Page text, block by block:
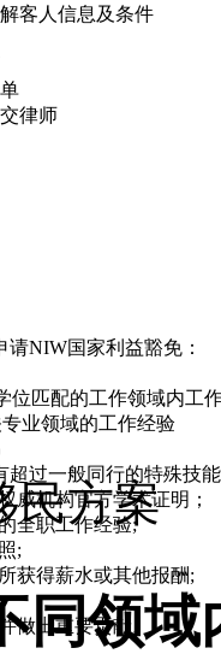
客人信息及条件
律师
NIW国家利益豁免：
匹配的工作领域内工
业领域的工作经验
过一般同行的特殊技
威机构官方学术证明；
全职工作经验;
;
获得薪水或其他报酬;
做出重要贡献。
民方案
同领